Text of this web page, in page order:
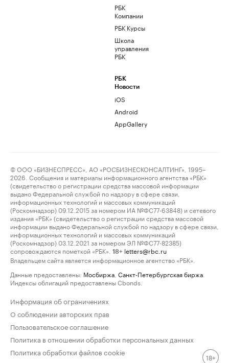
РБК
Компании
РБК Курсы
Школа
управления
РБК
РБК
Новости
iOS
Android
AppGallery
© ООО «БИЗНЕСПРЕСС», АО «РОСБИЗНЕСКОНСАЛТИНГ», 1995–
2026. Сообщения и материалы информационного агентства «РБК»
(свидетельство о регистрации средства массовой информации
выдано Федеральной службой по надзору в сфере связи,
информационных технологий и массовых коммуникаций
(Роскомнадзор) 09.12.2015 за номером ИА №ФС77-63848) и сетевого
издания «РБК» (свидетельство о регистрации средства массовой
информации выдано Федеральной службой по надзору в сфере связи,
информационных технологий и массовых коммуникаций
(Роскомнадзор) 03.12.2021 за номером ЭЛ №ФС77-82385)
сопровождаются пометкой «РБК».
18+ letters@rbc.ru
Владельцем сайта является информационное агентство «РБК».
Данные предоставлены: Мосбиржа Санкт-Петербургская биржа
Индексы облигаций предоставлены Cbonds.
Информация об ограничениях
О соблюдении авторских прав
Пользовательское соглашение
Политика в отношении обработки персональных данных
Политика обработки файлов cookie
18+